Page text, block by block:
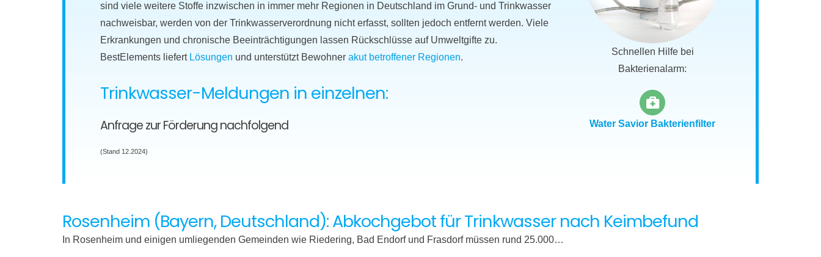
sind viele weitere Stoffe inzwischen in immer mehr Regionen in Deutschland im Grund- und Trinkwasser
nachweisbar, werden von der Trinkwasserverordnung nicht erfasst, sollten jedoch entfernt werden. Viele
Erkrankungen und chronische Beeinträchtigungen lassen Rückschlüsse auf Umweltgifte zu.
BestElements liefert Lösungen und unterstützt Bewohner akut betroffener Regionen.
Trinkwasser-Meldungen in einzelnen:
Anfrage zur Förderung nachfolgend
(Stand 12.2024)
Schnellen Hilfe bei
Bakterienalarm:
Water Savior Bakterienfilter
Rosenheim (Bayern, Deutschland): Abkochgebot für Trinkwasser nach Keimbefund
In Rosenheim und einigen umliegenden Gemeinden wie Riedering, Bad Endorf und Frasdorf müssen rund 25.000…